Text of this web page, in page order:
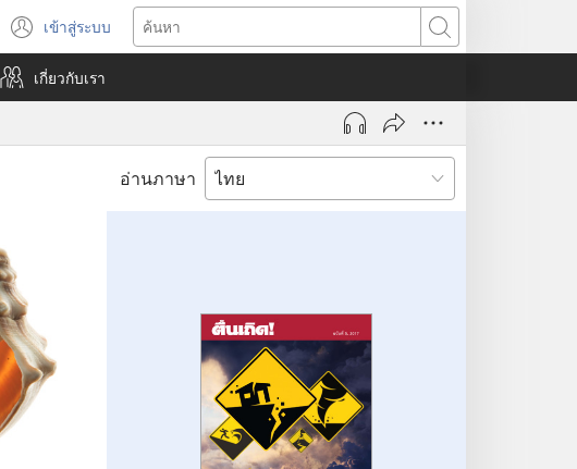
เข้าสู่ระบบ
(เปิด
หน้าต่าง
ใหม่)
ค้นหา
เกี่ยว​กับ​เรา
อ่านภาษา